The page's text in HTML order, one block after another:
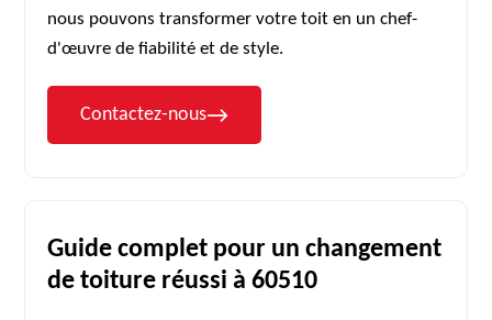
nous pouvons transformer votre toit en un chef-
d'œuvre de fiabilité et de style.
Contactez-nous
Guide complet pour un changement
de toiture réussi à 60510